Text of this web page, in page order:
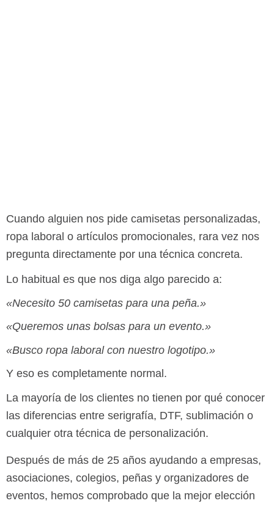
Cuando alguien nos pide camisetas personalizadas,
ropa laboral o artículos promocionales, rara vez nos
pregunta directamente por una técnica concreta.
Lo habitual es que nos diga algo parecido a:
«Necesito 50 camisetas para una peña.»
«Queremos unas bolsas para un evento.»
«Busco ropa laboral con nuestro logotipo.»
Y eso es completamente normal.
La mayoría de los clientes no tienen por qué conocer
las diferencias entre serigrafía, DTF, sublimación o
cualquier otra técnica de personalización.
Después de más de 25 años ayudando a empresas,
asociaciones, colegios, peñas y organizadores de
eventos, hemos comprobado que la mejor elección